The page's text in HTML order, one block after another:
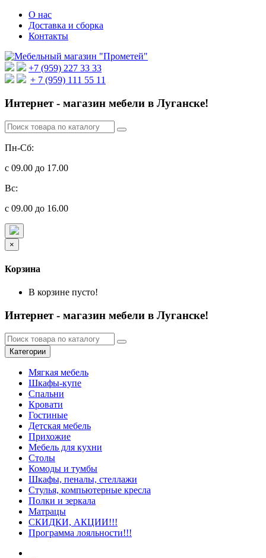
О нас
Доставка и сборка
Контакты
+7 (959) 227 33 33
+ 7 (959) 111 55 11
Интернет - магазин мебели в Луганске!
Пн-Сб:
с 09.00 до 17.00
Вс:
с 09.00 до 16.00
×
Корзина
В корзине пусто!
Интернет - магазин мебели в Луганске!
Категории
Мягкая мебель
Шкафы-купе
Спальни
Кровати
Гостиные
Детская мебель
Прихожие
Мебель для кухни
Столы
Комоды и тумбы
Шкафы, пеналы, стеллажи
Стулья, компьютерные кресла
Полки и зеркала
Матрацы
СКИДКИ, АКЦИИ!!!
Программа лояльности!!!